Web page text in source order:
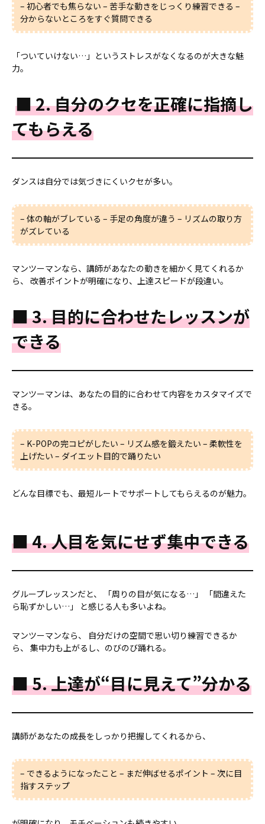
– 初心者でも焦らない – 苦手な動きをじっくり練習できる –
分からないところをすぐ質問できる
「ついていけない…」というストレスがなくなるのが大きな魅
力。
■ 2. 自分のクセを正確に指摘し
てもらえる
ダンスは自分では気づきにくいクセが多い。
– 体の軸がブレている – 手足の角度が違う – リズムの取り方
がズレている
マンツーマンなら、講師があなたの動きを細かく見てくれるか
ら、 改善ポイントが明確になり、上達スピードが段違い。
■ 3. 目的に合わせたレッスンが
できる
マンツーマンは、あなたの目的に合わせて内容をカスタマイズで
きる。
– K-POPの完コピがしたい – リズム感を鍛えたい – 柔軟性を
上げたい – ダイエット目的で踊りたい
どんな目標でも、最短ルートでサポートしてもらえるのが魅力。
■ 4. 人目を気にせず集中できる
グループレッスンだと、 「周りの目が気になる…」 「間違えた
ら恥ずかしい…」 と感じる人も多いよね。
マンツーマンなら、 自分だけの空間で思い切り練習できるか
ら、 集中力も上がるし、のびのび踊れる。
■ 5. 上達が“目に見えて”分かる
講師があなたの成長をしっかり把握してくれるから、
– できるようになったこと – まだ伸ばせるポイント – 次に目
指すステップ